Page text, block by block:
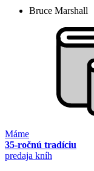
Bruce Marshall
Máme
35-ročnú tradíciu
predaja kníh